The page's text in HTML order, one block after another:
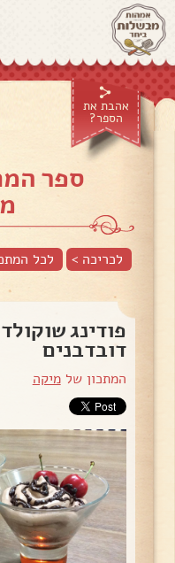
אהבת את
הספר?
ספר
לכריכה > לכל
פודינג שוקולד
דובדבנים
המתכון שלמיקה